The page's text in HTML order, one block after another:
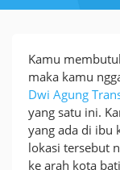
Travel
Jakarta
Pekalongan
Antar
Jemput
Penumpang
087800098007
Kamu
maka kamu
Dwi Agung
yang satu ini.
yang ada di ibu
lokasi tersebut
ke arah kota